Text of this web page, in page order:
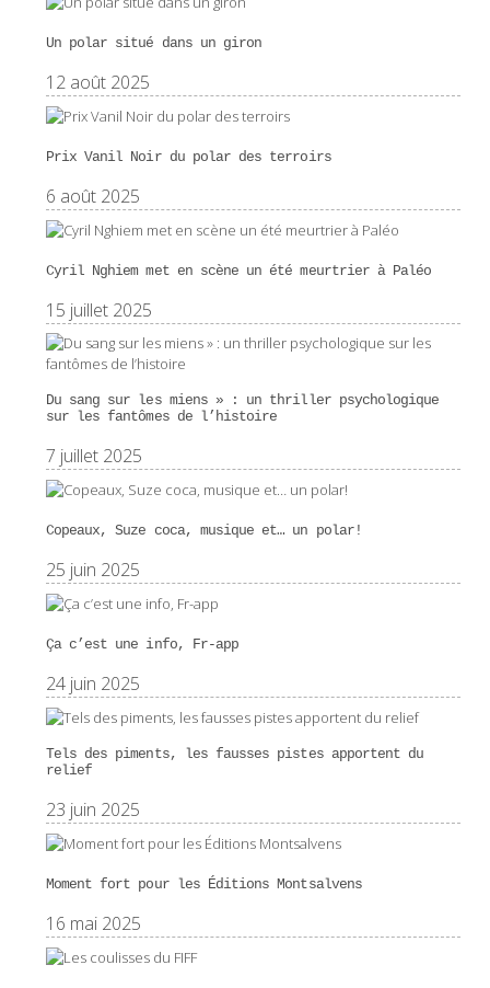
Un polar situé dans un giron
12 août 2025
Prix Vanil Noir du polar des terroirs
6 août 2025
Cyril Nghiem met en scène un été meurtrier à Paléo
15 juillet 2025
Du sang sur les miens » : un thriller psychologique
sur les fantômes de l’histoire
7 juillet 2025
Copeaux, Suze coca, musique et… un polar!
25 juin 2025
Ça c’est une info, Fr-app
24 juin 2025
Tels des piments, les fausses pistes apportent du
relief
23 juin 2025
Moment fort pour les Éditions Montsalvens
16 mai 2025